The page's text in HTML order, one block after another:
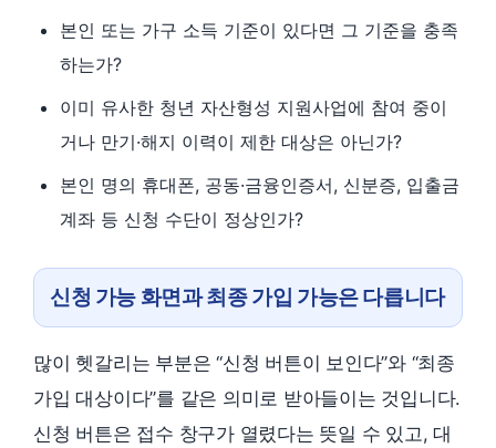
본인 또는 가구 소득 기준이 있다면 그 기준을 충족
하는가?
이미 유사한 청년 자산형성 지원사업에 참여 중이
거나 만기·해지 이력이 제한 대상은 아닌가?
본인 명의 휴대폰, 공동·금융인증서, 신분증, 입출금
계좌 등 신청 수단이 정상인가?
신청 가능 화면과 최종 가입 가능은 다릅니다
많이 헷갈리는 부분은 “신청 버튼이 보인다”와 “최종
가입 대상이다”를 같은 의미로 받아들이는 것입니다.
신청 버튼은 접수 창구가 열렸다는 뜻일 수 있고, 대